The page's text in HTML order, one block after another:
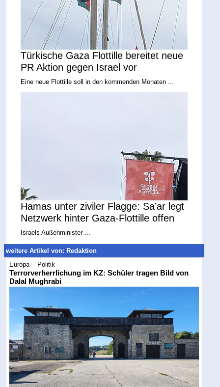
Türkische Gaza Flottille bereitet neue
PR Aktion gegen Israel vor
Eine neue Flottille soll in den kommenden Monaten ...
Hamas unter ziviler Flagge: Sa’ar legt
Netzwerk hinter Gaza-Flottille offen
Israels Außenminister ...
weitere Artikel von: Redaktion
Europa -- Politik
Terrorverherrlichung im KZ: Schüler tragen Bild von
Dalal Mughrabi